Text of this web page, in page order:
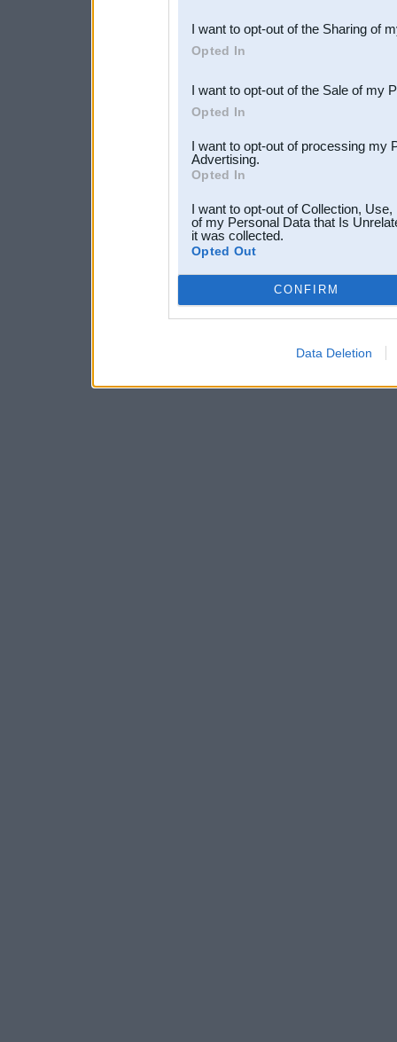
Downstream Participants
third parties.
I want to opt-out of the Sharing of
Opted In
I want to opt-out of the Sale of my
Opted In
I want to opt-out of processing my
Advertising.
Opted In
I want to opt-out of Collection,
of my Personal Data that Is
it was collected.
Opted Out
CONFIRM
Data Deletion